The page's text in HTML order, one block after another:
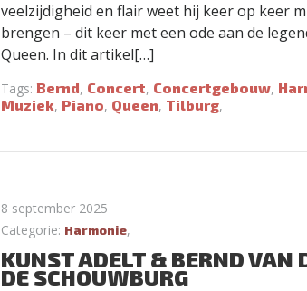
veelzijdigheid en flair weet hij keer op keer
brengen – dit keer met een ode aan de
Queen. In dit artikel[…]
Tags: Bernd, Concert, Concertgebouw,
Muziek, Piano, Queen, Tilburg,
8 september 2025
Categorie: Harmonie,
KUNST ADELT & BERND VAN
DE SCHOUWBURG